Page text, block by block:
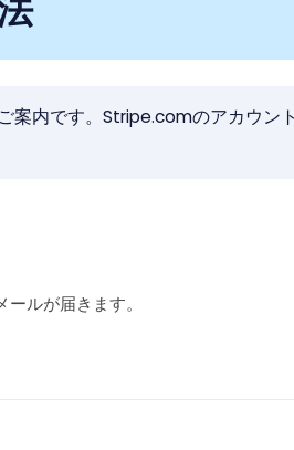
内です。Stripe.comのアカウン
ルが届きます。